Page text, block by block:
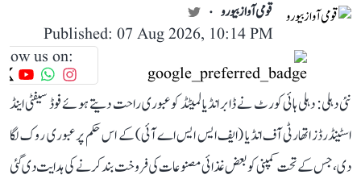
قومی آواز بیورو
Published: 07 Aug 2026, 10:14 PM
us on:
نئی دہلی: دہلی ہائی کورٹ نے ڈابر انڈیا لمیٹڈ کو عبوری راحت دیتے ہوئے فوڈ سیفٹی اینڈ
اسٹینڈرڈز اتھارٹی آف انڈیا (ایف ایس ایس اے آئی) کے اس حکم پر عبوری روک لگا
دی، جس کے تحت کمپنی کو بعض غذائی مصنوعات کی فروخت بند کرنے کی ہدایت دی گئی